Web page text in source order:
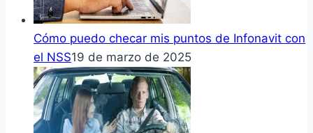
Cómo puedo checar mis puntos de Infonavit con
el NSS19 de marzo de 2025